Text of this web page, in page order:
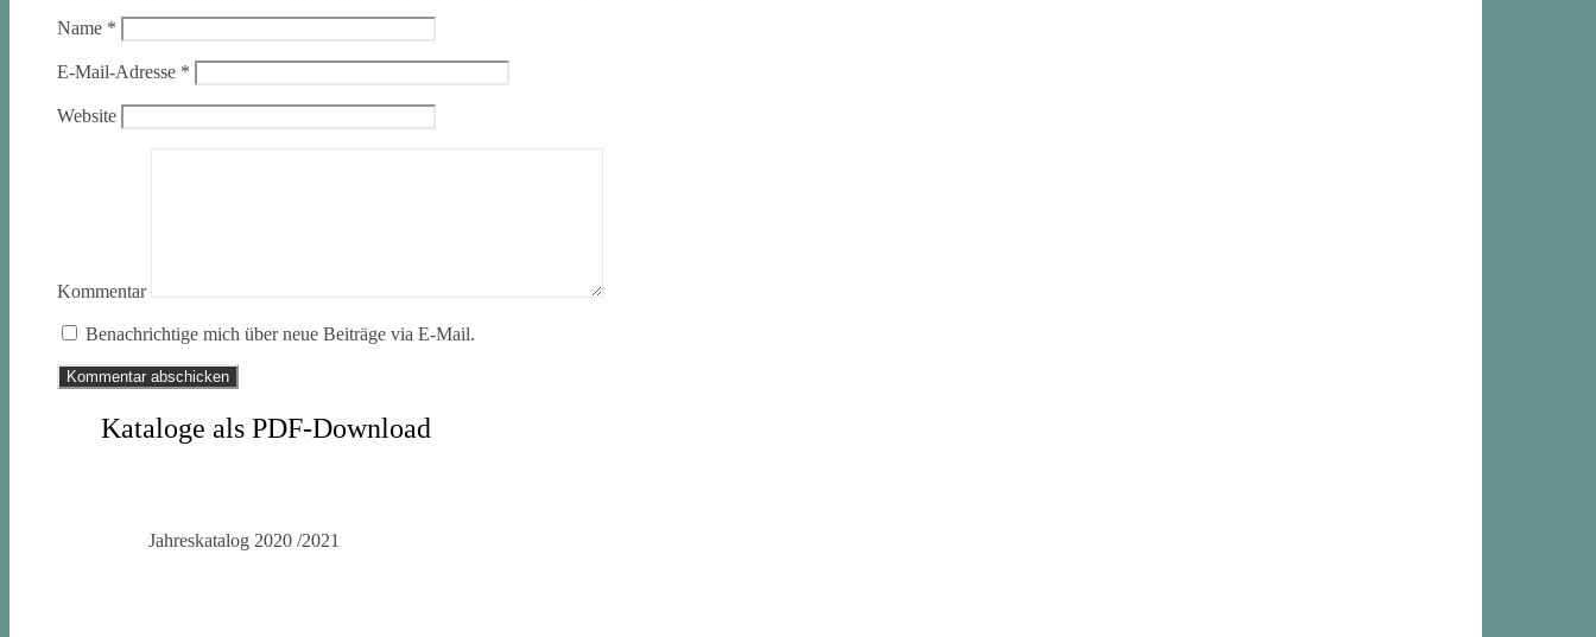
Name *
E-Mail-Adresse *
Website
Kommentar
Benachrichtige mich über neue Beiträge via E-Mail.
Kataloge als PDF-Download
Jahreskatalog 2020 /2021